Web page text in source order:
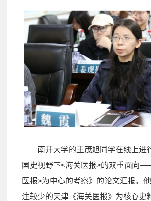
南开大学的王茂旭同学在线上进
国史视野下<海关医报>的双重面向
医报>为中心的考察》的论文汇报。
注较少的天津《海关医报》为核心史